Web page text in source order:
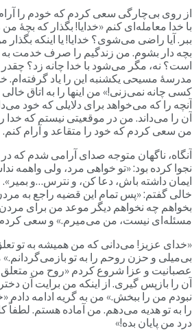
روی بی‌چارگی سعی کردم که خودم را آرام
خدا معامله‌ای کنم «خدایا! بگذار که بچۀ من
آیا راضی می‌شوی؟ خدایا! یا اینکه بگذار من
دار بشوم. من زندگیم را صرف خدمت به
نه، مگر می‌شود با خدا چانه زد؟
مسیحی یکشنبه این را یاد گرفته‌ام.
چانه نمی‌زنی!» من اینها را به اتاق
را که می‌خواهد برای دلایلی که خود
را می‌داند. من در موقعیتی نیستم که خدا
سعی کردم که خود را متقاعد و آرام کنم.
ناگهان متوجه صدای آرامی شدم که در
کرده بود: «تو خواهی مرد، ولی واهمه
داشته باش، دعا کن، و نترس…و بمیر».
گفتم: «پس تمام این قضیه راجع به
چه نخواهم دیگر موعد من برای
نیست، من می‌میرم.» و سعی کردم
عزیز! می‌دانی که من همیشه به تو
و حزن روحم را به تو بازمی‌گردانم.»
و عزا شروع کردم «روح من متعلق
را بازپس گیری. از اینکه من برایت آن
من را ببخش.» من به گریه ادامه دادم
به تو هدیه می‌دهم. من آماده هستم. لطفاً
من پایان بده!»